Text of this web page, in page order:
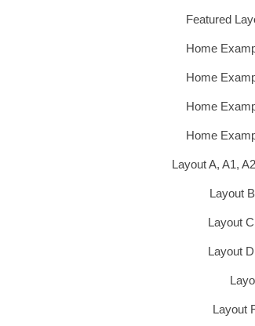
Featured
Home
Home
Home
Home
Layout A, A1,
Layout
Layout
Layout
Layout